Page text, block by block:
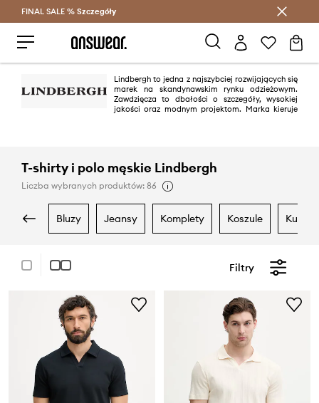
Oszczędzaj z Answear Club >
FINAL SALE % Szczegóły
Lindbergh to jedna z najszybciej rozwijających się
marek na skandynawskim rynku odzieżowym.
Zawdzięcza to dbałości o szczegóły, wysokiej
jakości oraz modnym projektom. Marka kieruje
T-shirty i polo męskie Lindbergh
Liczba wybranych produktów: 86
bluzy jeansy komplety koszule kurtki
Filtry